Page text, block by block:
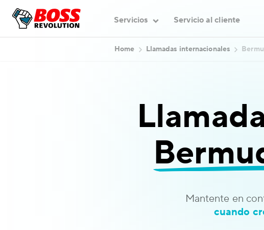
Servicios Servicio al cliente
Home Llamadas internacionales
Mantente en
cuando